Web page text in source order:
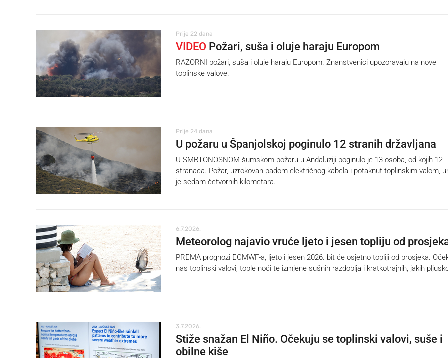
Prije 22 dana
VIDEO Požari, suša i oluje haraju Europom
RAZORNI požari, suša i oluje haraju Europom. Znanstvenici upozoravaju na nove
toplinske valove.
Prije 24 dana
U požaru u Španjolskoj poginulo 12 stranih državljana
U SMRTONOSNOM šumskom požaru u Andaluziji poginulo je 13 osoba, od kojih 12
stranaca. Požar, uzrokovan padom električnog kabela i potaknut toplinskim valom,
je sedam četvornih kilometara.
6.7.2026.
Meteorolog najavio vruće ljeto i jesen topliju od
PREMA prognozi ECMWF-a, ljeto i jesen 2026. bit će osjetno topliji od prosjeka.
nas toplinski valovi, tople noći te izmjene sušnih razdoblja i kratkotrajnih, jakih
3.7.2026.
Stiže snažan El Niño. Očekuju se toplinski valovi, suše i
obilne kiše